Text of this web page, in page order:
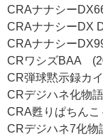
CRAナナシー
CRAナナシーDX
CRAナナシー
CRワシズBAA
CR弾球黙示録カ
CRデジハネ化物
CRA甦りぱちん
CRデジハネ7化